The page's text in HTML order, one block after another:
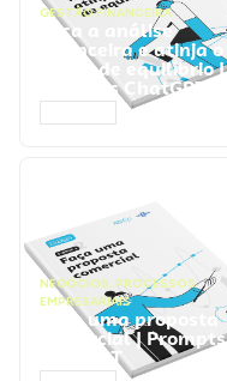
GESTÃO FINANCEIRA
Faça a análise
financeira e atinja o
ponto de equilíbrio |
Prompts ChatGPT
NEGÓCIOS, PROCESSOS
EMPRESARIAIS
Faça uma proposta
comercial | Prompts
ChatGPT